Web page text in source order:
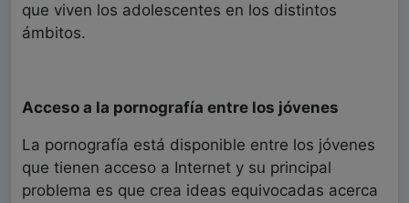
que viven los adolescentes en los distintos
ámbitos.
Acceso a la pornografía entre los jóvenes
La pornografía está disponible entre los jóvenes
que tienen acceso a Internet y su principal
problema es que crea ideas equivocadas acerca